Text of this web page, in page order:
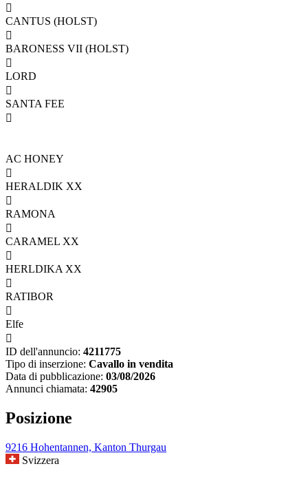

CANTUS (HOLST)

BARONESS VII (HOLST)

LORD

SANTA FEE

AC HONEY

HERALDIK XX

RAMONA

CARAMEL XX

HERLDIKA XX

RATIBOR

Elfe

ID dell'annuncio: 4211775
Tipo di inserzione: Cavallo in vendita
Data di pubblicazione: 03/08/2026
Annunci chiamata: 42905
Posizione
9216 Hohentannen, Kanton Thurgau
Svizzera